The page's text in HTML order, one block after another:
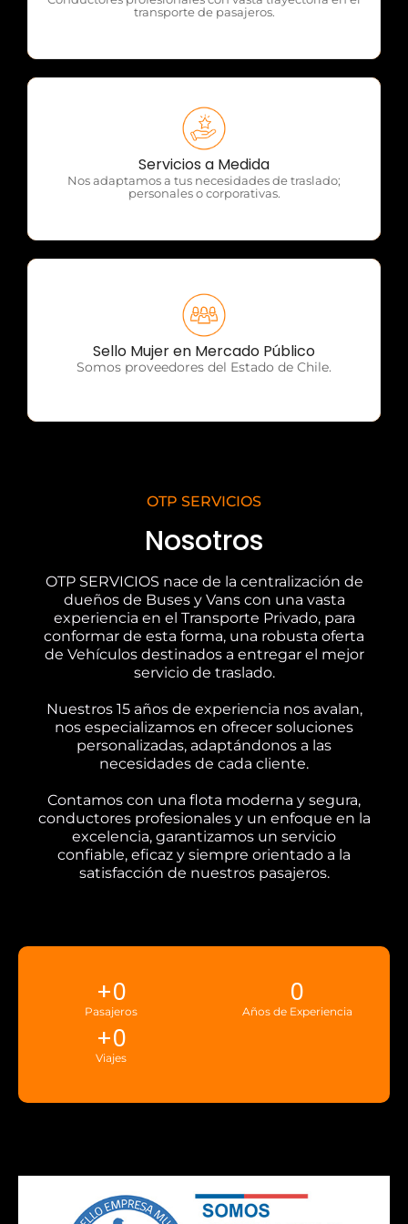
transporte de pasajeros.
Servicios a Medida
Nos adaptamos a tus necesidades de traslado;
personales o corporativas.
OTP Servicios
Sello Mujer en Mercado Público
Somos proveedores del Estado de Chile.
OTP Servicios
OTP SERVICIOS
Nosotros
OTP SERVICIOS nace de la centralización de
dueños de Buses y Vans con una vasta
experiencia en el Transporte Privado, para
conformar de esta forma, una robusta oferta
de Vehículos destinados a entregar el mejor
servicio de traslado.
Nuestros 15 años de experiencia nos avalan,
nos especializamos en ofrecer soluciones
personalizadas, adaptándonos a las
necesidades de cada cliente.
Contamos con una flota moderna y segura,
conductores profesionales y un enfoque en la
excelencia, garantizamos un servicio
confiable, eficaz y siempre orientado a la
satisfacción de nuestros pasajeros.
Pasajeros
+0
Años de Experiencia
0
Viajes
+0